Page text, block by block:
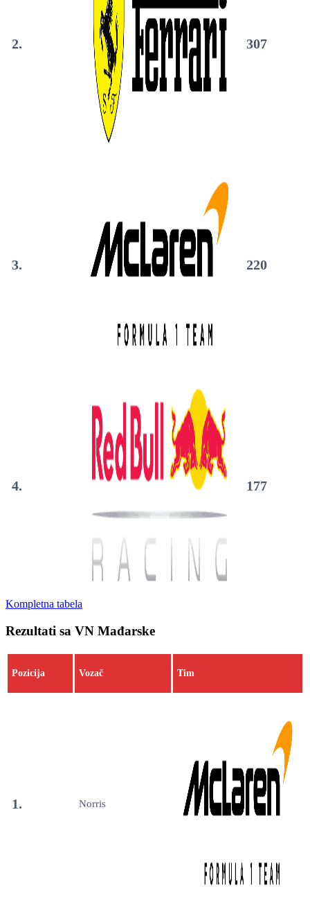
2. 307
3. 220
4. 177
Kompletna tabela
Rezultati sa VN Mađarske
Pozicija Vozač Tim
1. Norris